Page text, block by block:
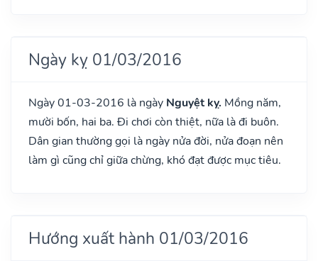
Ngày kỵ 01/03/2016
Ngày 01-03-2016 là ngày Nguyệt kỵ. Mồng năm,
mười bốn, hai ba. Đi chơi còn thiệt, nữa là đi buôn.
Dân gian thường gọi là ngày nửa đời, nửa đoạn nên
làm gì cũng chỉ giữa chừng, khó đạt được mục tiêu.
Hướng xuất hành 01/03/2016